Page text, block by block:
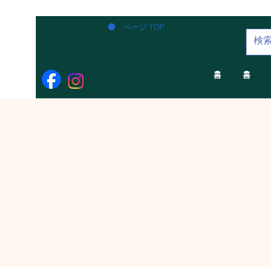
ページ TOP
홈 홈